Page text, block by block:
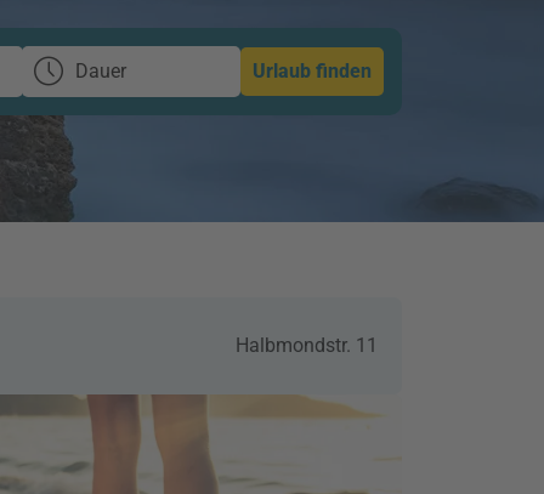
Dauer Urlaub finden
Halbmondstr. 11